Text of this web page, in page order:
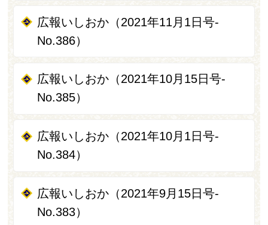
広報いしおか（2021年11月1日号-
No.386）
広報いしおか（2021年10月15日号-
No.385）
広報いしおか（2021年10月1日号-
No.384）
広報いしおか（2021年9月15日号-
No.383）